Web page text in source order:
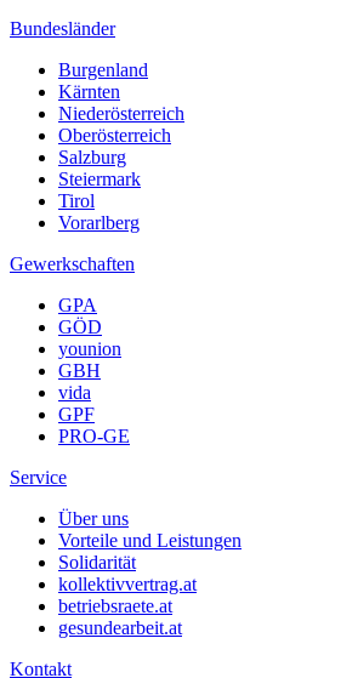
Bundesländer
Burgenland
Kärnten
Niederösterreich
Oberösterreich
Salzburg
Steiermark
Tirol
Vorarlberg
Gewerkschaften
GPA
GÖD
younion
GBH
vida
GPF
PRO-GE
Service
Über uns
Vorteile und Leistungen
Solidarität
kollektivvertrag.at
betriebsraete.at
gesundearbeit.at
Kontakt